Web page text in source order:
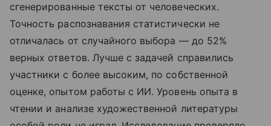
сгенерированные тексты от человеческих.
Точность распознавания статистически не
отличалась от случайного выбора — до 52%
верных ответов. Лучше с задачей справились
участники с более высоким, по собственной
оценке, опытом работы с ИИ. Уровень опыта в
чтении и анализе художественной литературы